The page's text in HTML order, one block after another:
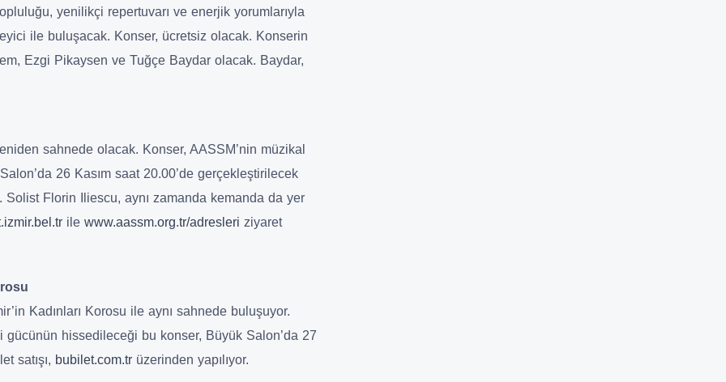
yenilikçi repertuvarı ve enerjik yorumlarıyla
ile buluşacak. Konser, ücretsiz olacak. Konserin
Ezgi Pikaysen ve Tuğçe Baydar olacak. Baydar,
sahnede olacak. Konser, AASSM’nin müzikal
26 Kasım saat 20.00’de gerçekleştirilecek
Florin Iliescu, aynı zamanda kemanda da yer
ile www.aassm.org.tr/adresleri ziyaret
Kadınları Korosu ile aynı sahnede buluşuyor.
gücünün hissedileceği bu konser, Büyük Salon’da 27
satışı, bubilet.com.tr üzerinden yapılıyor.